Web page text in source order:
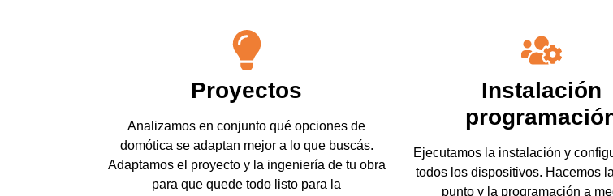
Proyectos
Analizamos en conjunto qué opciones de
domótica se adaptan mejor a lo que buscás.
Adaptamos el proyecto y la ingeniería de tu obra
para que quede todo listo para la
Instalación
Ejecutamos la instalación y
todos los dispositivos. Hacemos
punto y la programación a